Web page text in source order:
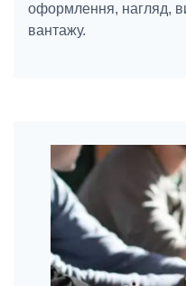
оформлення, нагляд,
вантажу.